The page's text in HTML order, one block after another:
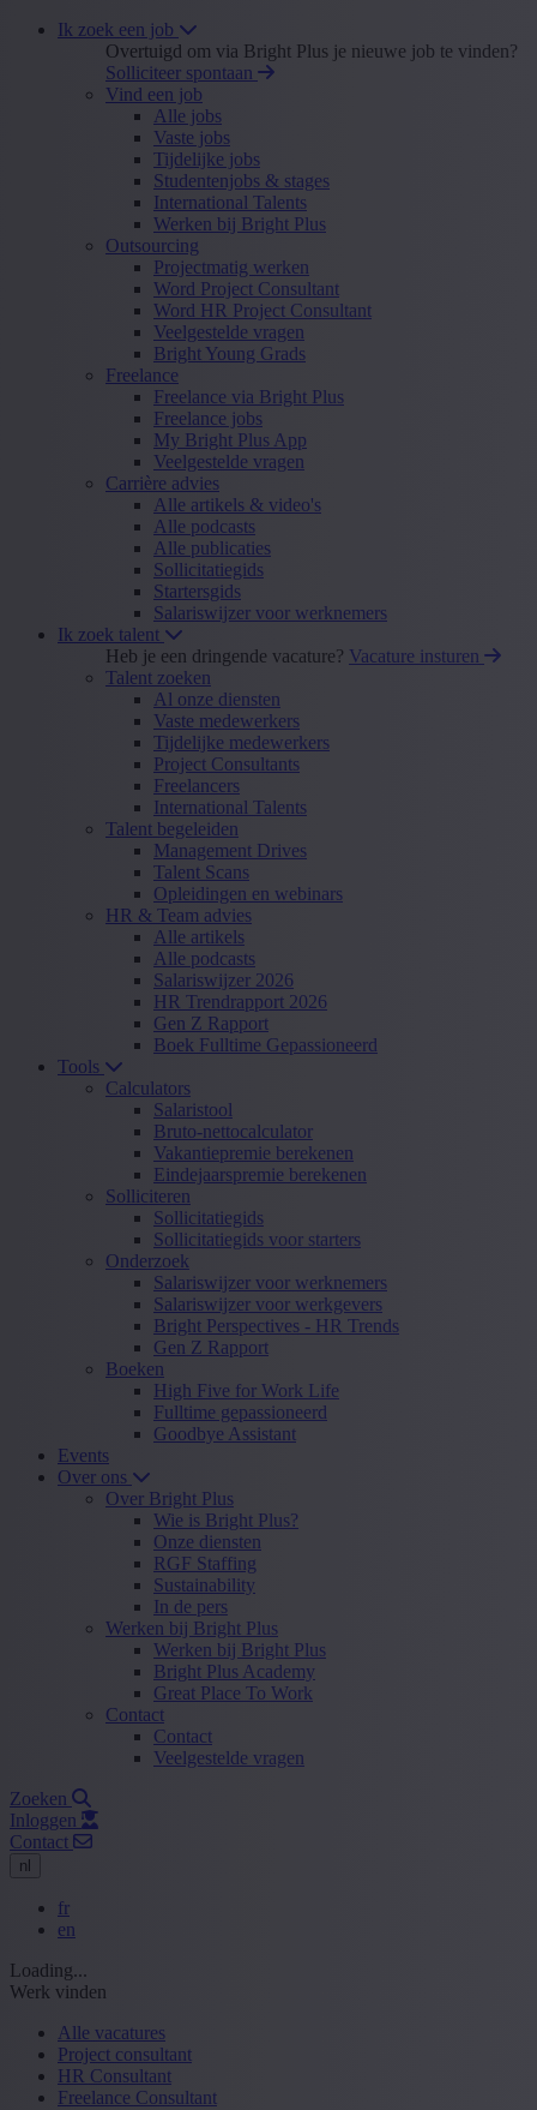
Ik zoek een job
Overtuigd om via Bright Plus je nieuwe job te vinden?
Solliciteer spontaan
Vind een job
Alle jobs
Vaste jobs
Tijdelijke jobs
Studentenjobs & stages
International Talents
Werken bij Bright Plus
Outsourcing
Projectmatig werken
Word Project Consultant
Word HR Project Consultant
Veelgestelde vragen
Bright Young Grads
Freelance
Freelance via Bright Plus
Freelance jobs
My Bright Plus App
Veelgestelde vragen
Carrière advies
Alle artikels & video's
Alle podcasts
Alle publicaties
Sollicitatiegids
Startersgids
Salariswijzer voor werknemers
Ik zoek talent
Heb je een dringende vacature? Vacature insturen
Talent zoeken
Al onze diensten
Vaste medewerkers
Tijdelijke medewerkers
Project Consultants
Freelancers
International Talents
Talent begeleiden
Management Drives
Talent Scans
Opleidingen en webinars
HR & Team advies
Alle artikels
Alle podcasts
Salariswijzer 2026
HR Trendrapport 2026
Gen Z Rapport
Boek Fulltime Gepassioneerd
Tools
Calculators
Salaristool
Bruto-nettocalculator
Vakantiepremie berekenen
Eindejaarspremie berekenen
Solliciteren
Sollicitatiegids
Sollicitatiegids voor starters
Onderzoek
Salariswijzer voor werknemers
Salariswijzer voor werkgevers
Bright Perspectives - HR Trends
Gen Z Rapport
Boeken
High Five for Work Life
Fulltime gepassioneerd
Goodbye Assistant
Events
Over ons
Over Bright Plus
Wie is Bright Plus?
Onze diensten
RGF Staffing
Sustainability
In de pers
Werken bij Bright Plus
Werken bij Bright Plus
Bright Plus Academy
Great Place To Work
Contact
Contact
Veelgestelde vragen
Zoeken
Inloggen
Contact
nl
fr
en
Loading...
Werk vinden
Alle vacatures
Project consultant
HR Consultant
Freelance Consultant